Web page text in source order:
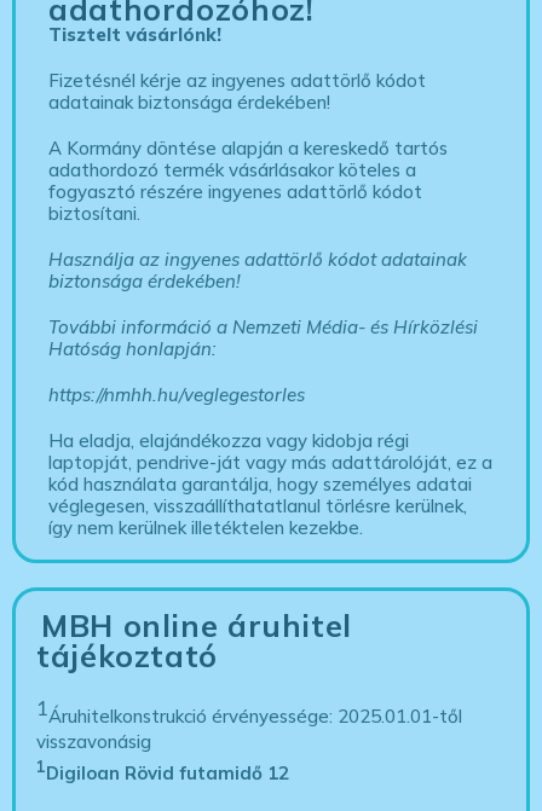
adathordozóhoz!
Tisztelt vásárlónk!
Fizetésnél kérje az ingyenes adattörlő kódot
adatainak biztonsága érdekében!
A Kormány döntése alapján a kereskedő tartós
adathordozó termék vásárlásakor köteles a
fogyasztó részére ingyenes adattörlő kódot
biztosítani.
Használja az ingyenes adattörlő kódot adatainak
biztonsága érdekében!
További információ a Nemzeti Média- és Hírközlési
Hatóság honlapján:
https://nmhh.hu/veglegestorles
Ha eladja, elajándékozza vagy kidobja régi
laptopját, pendrive-ját vagy más adattárolóját, ez a
kód használata garantálja, hogy személyes adatai
véglegesen, visszaállíthatatlanul törlésre kerülnek,
így nem kerülnek illetéktelen kezekbe.
MBH online áruhitel
tájékoztató
1Áruhitelkonstrukció érvényessége: 2025.01.01-től
visszavonásig
1Digiloan Rövid futamidő 12